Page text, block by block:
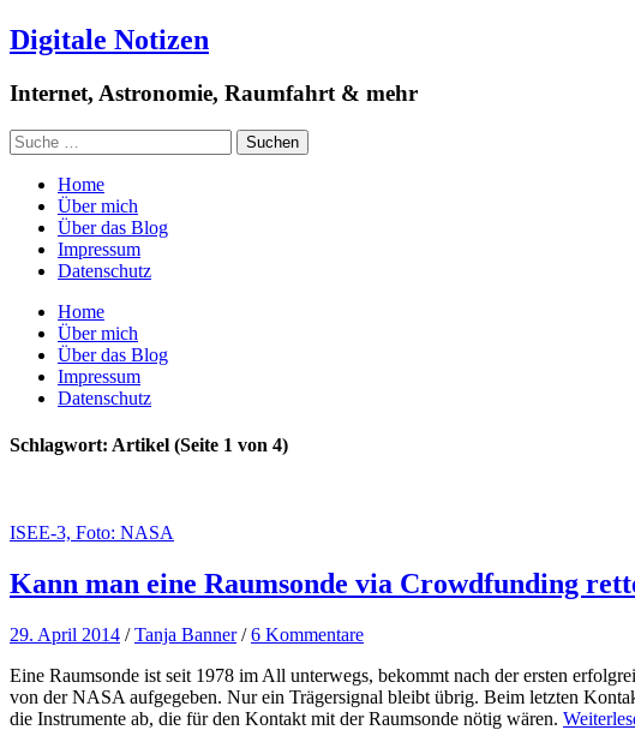
Digitale Notizen
Internet, Astronomie, Raumfahrt & mehr
Home
Über mich
Über das Blog
Impressum
Datenschutz
Home
Über mich
Über das Blog
Impressum
Datenschutz
Schlagwort: Artikel (Seite 1 von 4)
ISEE-3, Foto: NASA
Kann man eine Raumsonde via Crowdfunding
29. April 2014 /Tanja Banner /6 Kommentare
Eine Raumsonde ist seit 1978 im All unterwegs, bekommt nach der ersten
von der NASA aufgegeben. Nur ein Trägersignal bleibt übrig. Beim letzten
die Instrumente ab, die für den Kontakt mit der Raumsonde nötig wären.